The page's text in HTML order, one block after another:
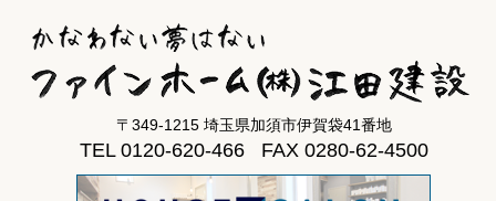
〒349-1215 埼玉県加須市伊賀袋41番地
TEL 0120-620-466 FAX 0280-62-4500